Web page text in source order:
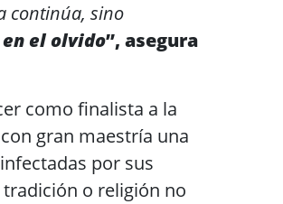
continúa, sino
el olvido”, asegura
como finalista a la
gran maestría una
por sus
o religión no